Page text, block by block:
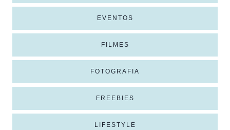
EVENTOS
FILMES
FOTOGRAFIA
FREEBIES
LIFESTYLE